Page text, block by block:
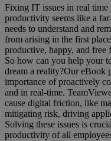
Fixing IT issues in real
productivity seems like a
needs to understand and
from arising in the first
productive, happy, and
So how can you help your
dream a reality?Our eBook
importance of proactively
and in real-time.
cause digital friction, like
mitigating risk, driving
Solving these issues is
productivity of all